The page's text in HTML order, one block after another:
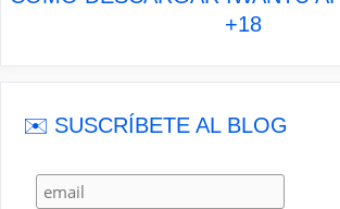
+18
✉️ SUSCRÍBETE AL BLOG